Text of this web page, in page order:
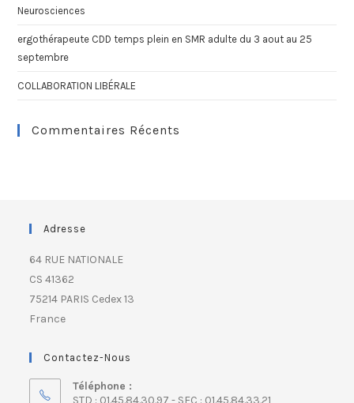
Neurosciences
ergothérapeute CDD temps plein en SMR adulte du 3 aout au 25
septembre
COLLABORATION LIBÉRALE
Commentaires Récents
Adresse
64 RUE NATIONALE
CS 41362
75214 PARIS Cedex 13
France
Contactez-Nous
Téléphone :
STD : 01.45.84.30.97 - SFC : 01.45.84.33.21